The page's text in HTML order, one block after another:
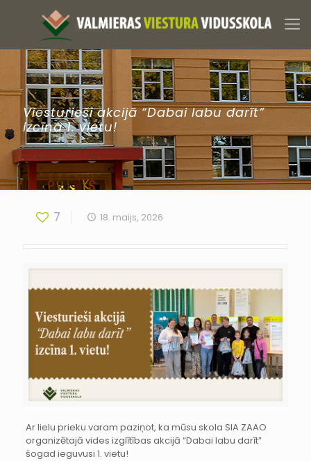
Viesturieši akcijā “Dabai labu darīt”
izcīna 1. vietu!
7 18. maijs, 2026
Ar lielu prieku varam paziņot, ka mūsu skola SIA ZAAO
organizētajā vides izglītības akcijā “Dabai labu darīt”
šogad ieguvusi 1. vietu!